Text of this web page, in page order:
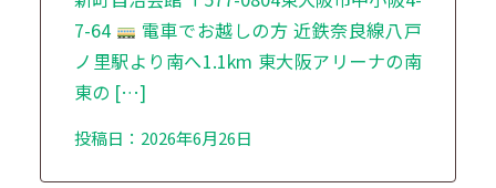
7-64
電車でお越しの方 近鉄奈良線八戸
ノ里駅より南へ1.1km 東大阪アリーナの南
東の […]
投稿日：2026年6月26日